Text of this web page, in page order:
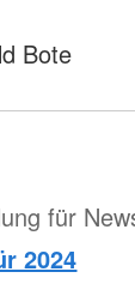
Bote
für
2024